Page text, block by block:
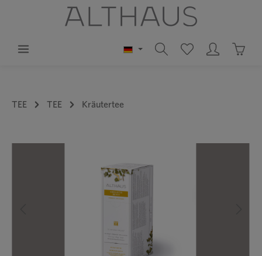
TEE TEE Kräutertee